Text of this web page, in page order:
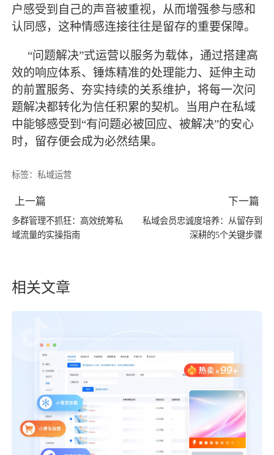
户感受到自己的声音被重视，从而增强参与感和
认同感，这种情感连接往往是留存的重要保障。
“问题解决”式运营以服务为载体，通过搭建高
效的响应体系、锤炼精准的处理能力、延伸主动
的前置服务、夯实持续的关系维护，将每一次问
题解决都转化为信任积累的契机。当用户在私域
中能够感受到“有问题必被回应、被解决”的安心
时，留存便会成为必然结果。
标签：私域运营
上一篇
多群管理不抓狂：高效统筹私
域流量的实操指南
下一篇
私域会员忠诚度培养：从留存到
深耕的5个关键步骤
相关文章